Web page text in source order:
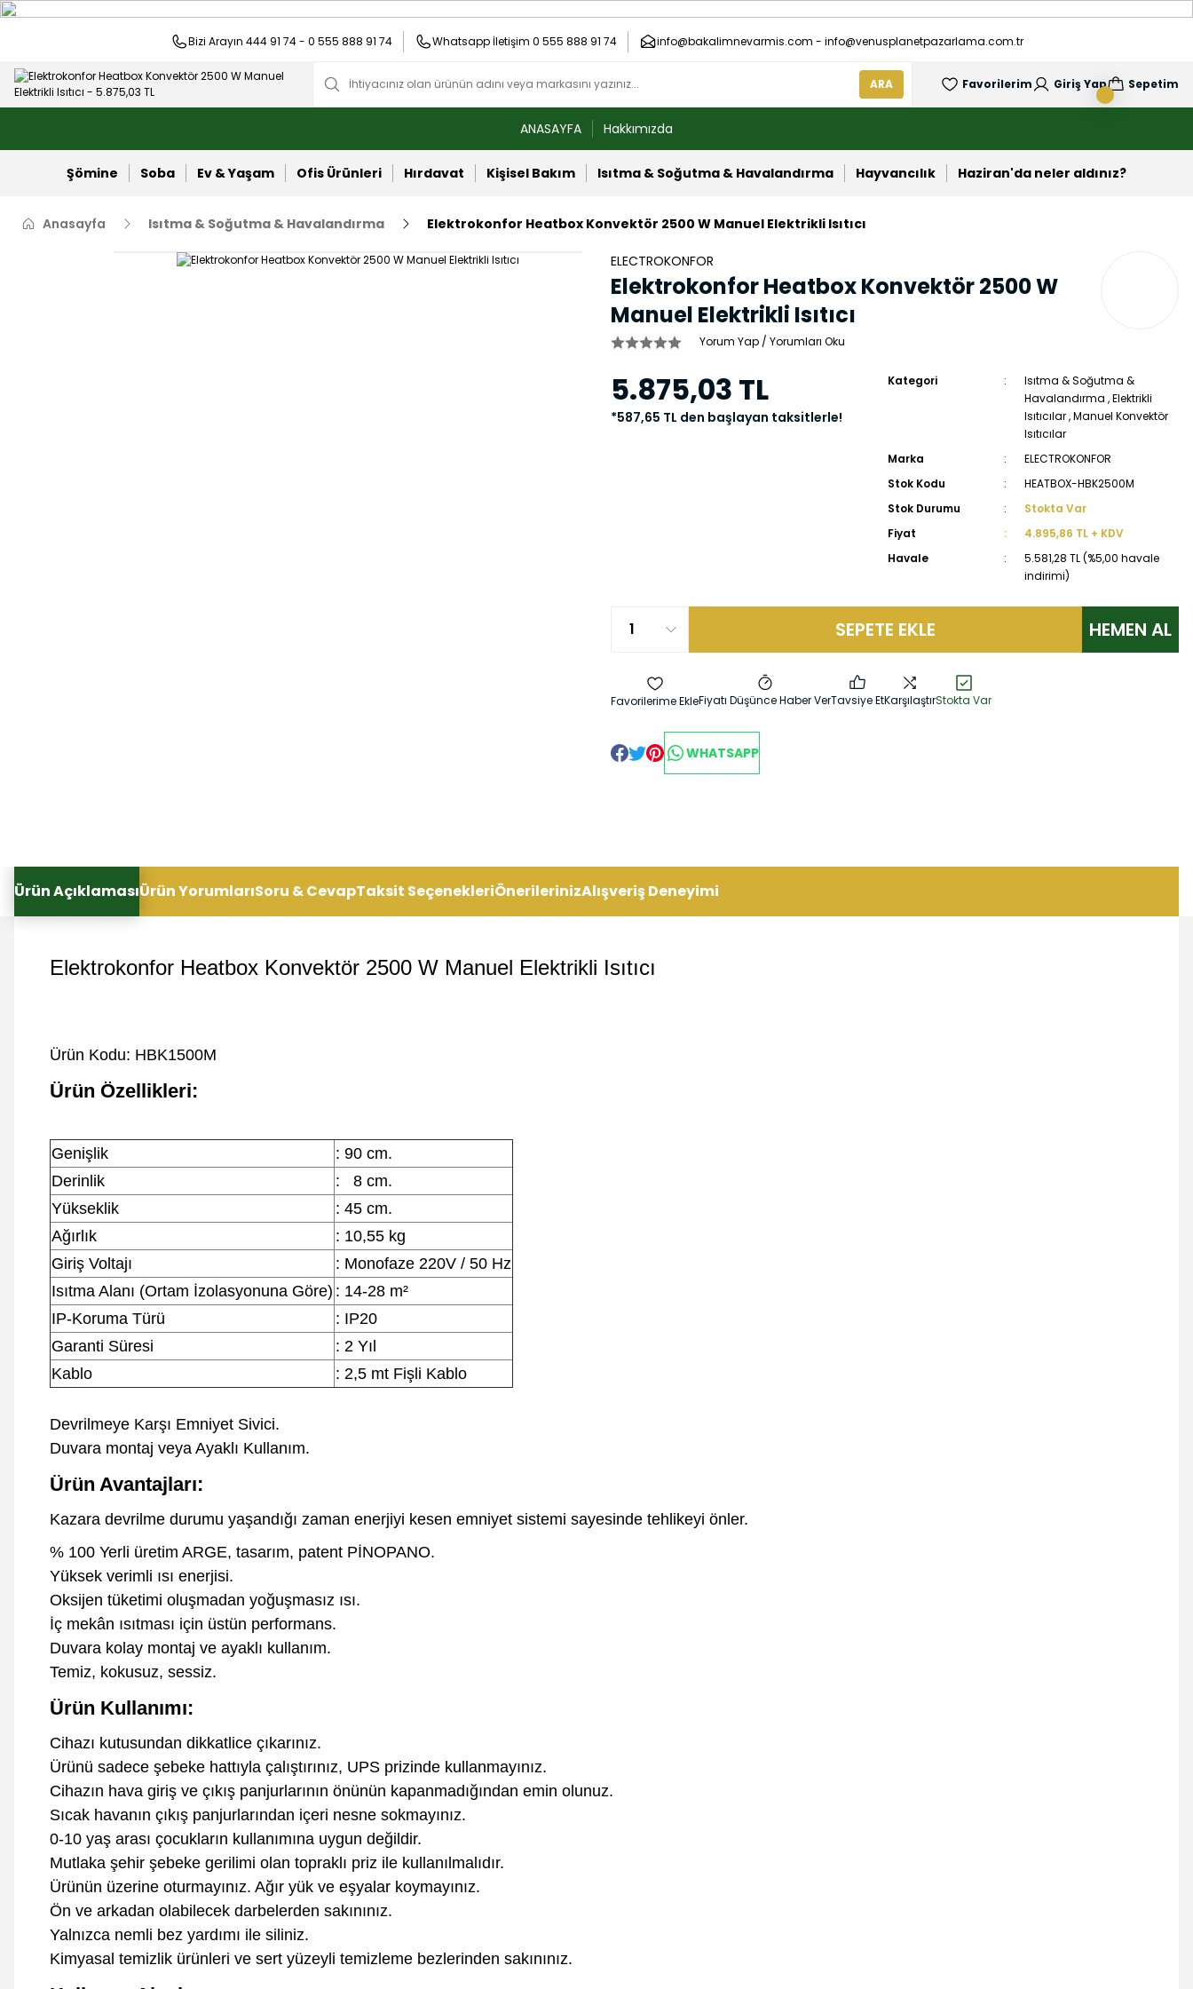
Bizi Arayın 444 91 74 - 0 555 888 91 74 Whatsapp İletişim 0 555 888 91 74 info@bakalimnevarmis.com - info@venusplanetpazarlama.com.tr
ARA Favorilerim Giriş Yap Sepetim
ANASAYFA Hakkımızda
Şömine Soba Ev & Yaşam Ofis Ürünleri Hırdavat Kişisel Bakım Isıtma & Soğutma & Havalandırma Hayvancılık Haziran'da neler aldınız?
Anasayfa Isıtma & Soğutma & Havalandırma Elektrokonfor Heatbox Konvektör 2500 W Manuel Elektrikli Isıtıcı
ELECTROKONFOR
Elektrokonfor Heatbox Konvektör 2500 W
Manuel Elektrikli Isıtıcı
Yorum Yap / Yorumları Oku
5.875,03 TL
*587,65 TL den başlayan taksitlerle!
Kategori
Isıtma & Soğutma &
Havalandırma ,Elektrikli
Isıtıcılar,Manuel Konvektör
Isıtıcılar
Marka
ELECTROKONFOR
Stok Kodu
HEATBOX-HBK2500M
Stok Durumu
Stokta Var
Fiyat
4.895,86 TL + KDV
Havale
5.581,28 TL (%5,00 havale
indirimi)
SEPETE EKLE HEMEN AL
Fiyatı Düşünce Haber VerTavsiye EtKarşılaştırStokta Var
WHATSAPP
Ürün AçıklamasıÜrün YorumlarıSoru & CevapTaksit SeçenekleriÖnerilerinizAlışveriş Deneyimi
Elektrokonfor Heatbox Konvektör 2500 W Manuel Elektrikli Isıtıcı
Ürün Kodu: HBK1500M
Ürün Özellikleri:
Genişlik
: 90 cm.
Derinlik
: 8 cm.
Yükseklik
: 45 cm.
Ağırlık
: 10,55 kg
Giriş Voltajı
: Monofaze 220V / 50 Hz
Isıtma Alanı (Ortam İzolasyonuna Göre) : 14-28 m²
IP-Koruma Türü
: IP20
Garanti Süresi
: 2 Yıl
Kablo
: 2,5 mt Fişli Kablo
Devrilmeye Karşı Emniyet Sivici.
Duvara montaj veya Ayaklı Kullanım.
Ürün Avantajları:
Kazara devrilme durumu yaşandığı zaman enerjiyi kesen emniyet sistemi sayesinde tehlikeyi önler.
% 100 Yerli üretim ARGE, tasarım, patent PİNOPANO.
Yüksek verimli ısı enerjisi.
Oksijen tüketimi oluşmadan yoğuşmasız ısı.
İç mekân ısıtması için üstün performans.
Duvara kolay montaj ve ayaklı kullanım.
Temiz, kokusuz, sessiz.
Ürün Kullanımı:
Cihazı kutusundan dikkatlice çıkarınız.
Ürünü sadece şebeke hattıyla çalıştırınız, UPS prizinde kullanmayınız.
Cihazın hava giriş ve çıkış panjurlarının önünün kapanmadığından emin olunuz.
Sıcak havanın çıkış panjurlarından içeri nesne sokmayınız.
0-10 yaş arası çocukların kullanımına uygun değildir.
Mutlaka şehir şebeke gerilimi olan topraklı priz ile kullanılmalıdır.
Ürünün üzerine oturmayınız. Ağır yük ve eşyalar koymayınız.
Ön ve arkadan olabilecek darbelerden sakınınız.
Yalnızca nemli bez yardımı ile siliniz.
Kimyasal temizlik ürünleri ve sert yüzeyli temizleme bezlerinden sakınınız.